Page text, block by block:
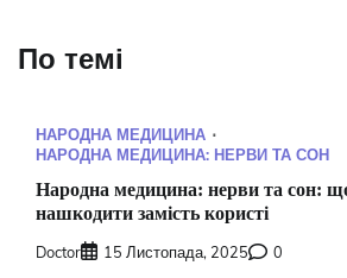
По темі
НАРОДНА МЕДИЦИНА
НАРОДНА МЕДИЦИНА: НЕРВИ ТА СОН
Народна медицина: нерви та сон:
нашкодити замість користі
Doctor 15 Листопада, 2025 0